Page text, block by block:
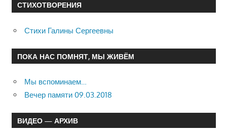
СТИХОТВОРЕНИЯ
Стихи Галины Сергеевны
ПОКА НАС ПОМНЯТ, МЫ ЖИВЁМ
Мы вспоминаем…
Вечер памяти 09.03.2018
ВИДЕО — АРХИВ